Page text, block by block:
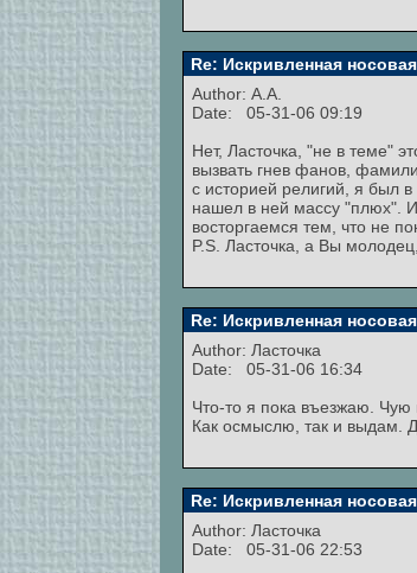
Re: Искривленная
Author: А.А.
Date: 05-31-06 09:19
Нет, Ласточка, "не в теме"
вызвать гнев фанов,
с историей религий, я был
нашел в ней массу "плюх". И
восторгаемся тем, что не
P.S. Ласточка, а Вы
Re: Искривленная
Author: Ласточка
Date: 05-31-06 16:34
Что-то я пока въезжаю. Чую
Как осмыслю, так и выдам.
Re: Искривленная
Author: Ласточка
Date: 05-31-06 22:53